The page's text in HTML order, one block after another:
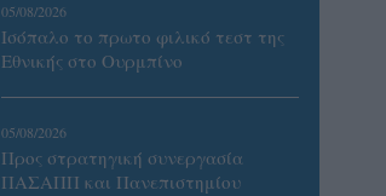
05/08/2026
Ισόπαλο το πρωτο φιλικό τεστ της
Εθνικής στο Ουρμπίνο
05/08/2026
Προς στρατηγική συνεργασία
ΠΑΣΑΠΠ και Πανεπιστημίου